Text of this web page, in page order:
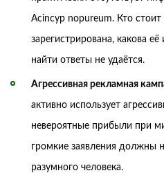
Acincyp nopureum. Кто стоит
зарегистрирована, какова
найти ответы не удаётся.
Агрессивная рекламная
активно использует
невероятные прибыли при
громкие заявления должны
разумного человека.